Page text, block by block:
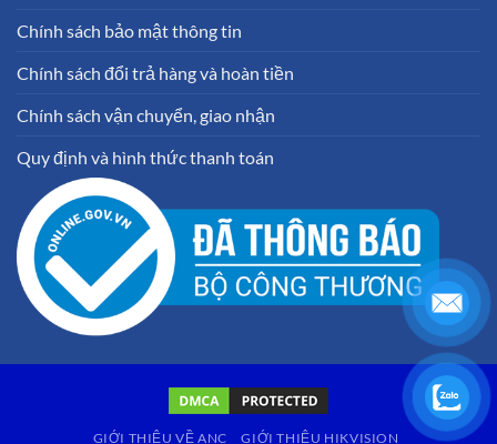
Chính sách bảo mật thông tin
Chính sách đổi trả hàng và hoàn tiền
Chính sách vận chuyển, giao nhận
Quy định và hình thức thanh toán
GIỚI THIỆU VỀ ANC GIỚI THIỆU HIKVISION